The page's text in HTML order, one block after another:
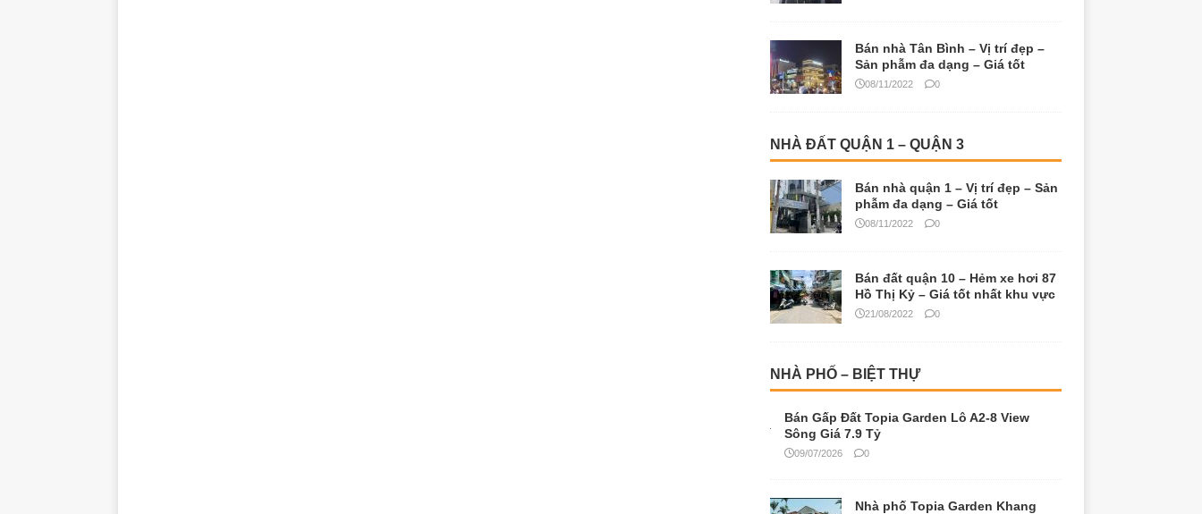
Bán nhà Tân Bình – Vị trí đẹp –
Sản phẫm đa dạng – Giá tốt
08/11/2022 0
NHÀ ĐẤT QUẬN 1 – QUẬN 3
Bán nhà quận 1 – Vị trí đẹp – Sản
phẫm đa dạng – Giá tốt
08/11/2022 0
Bán đất quận 10 – Hẻm xe hơi 87
Hồ Thị Kỷ – Giá tốt nhất khu vực
21/08/2022 0
NHÀ PHỐ – BIỆT THỰ
Bán Gấp Đất Topia Garden Lô A2-8 View
Sông Giá 7.9 Tỷ
09/07/2026 0
Nhà phố Topia Garden Khang